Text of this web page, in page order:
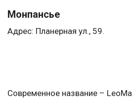
Монпансье
Адрес: Планерная ул., 59.
Современное название –